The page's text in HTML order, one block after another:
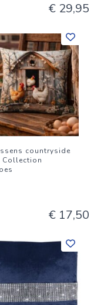
€ 29,95
countryside
Collection
€ 17,50